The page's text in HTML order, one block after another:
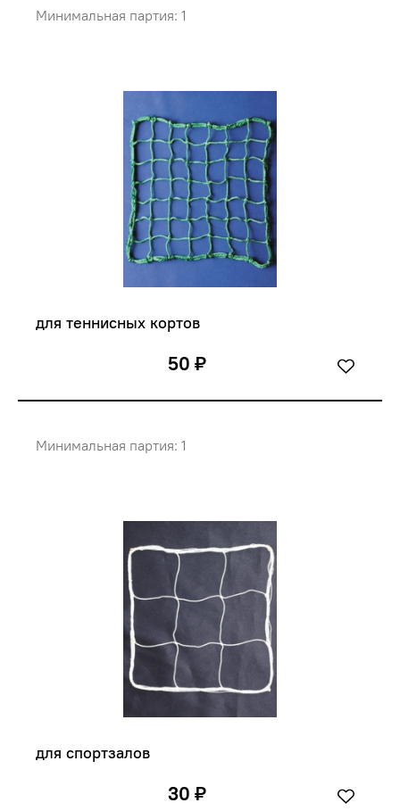
Минимальная партия: 1
для теннисных кортов
50 ₽
Минимальная партия: 1
для спортзалов
30 ₽